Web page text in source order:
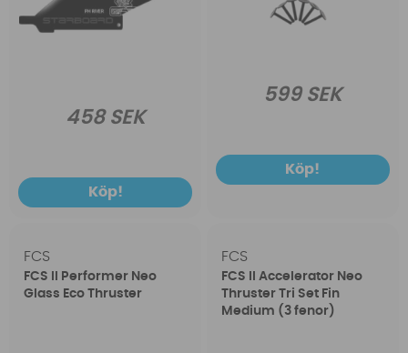
458 SEK
Köp!
599 SEK
Köp!
FCS
FCS II Performer Neo
Glass Eco Thruster
FCS
FCS II Accelerator Neo
Thruster Tri Set Fin
Medium (3 fenor)